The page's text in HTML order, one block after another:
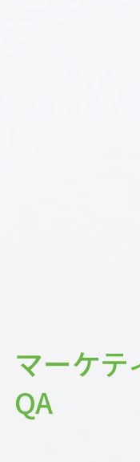
マーケ
QA